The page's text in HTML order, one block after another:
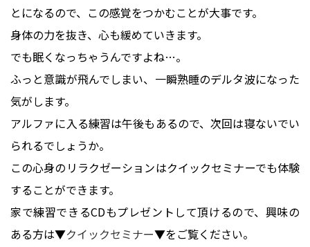
とになるので、この感覚をつかむことが大事です。
身体の力を抜き、心も緩めていきます。
でも眠くなっちゃうんですよね…。
ふっと意識が飛んでしまい、一瞬熟睡のデルタ波になった
気がします。
アルファに入る練習は午後もあるので、次回は寝ないでい
られるでしょうか。
この心身のリラクゼーションはクイックセミナーでも体験
することができます。
家で練習できるCDもプレゼントして頂けるので、興味の
ある方は▼クイックセミナー▼をご覧ください。